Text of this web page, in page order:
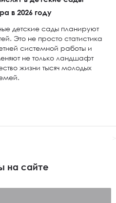
в 2026 году
детские сады планируют
Это не просто статистика
системной работы и
не только ландшафт
жизни тысяч молодых
на сайте